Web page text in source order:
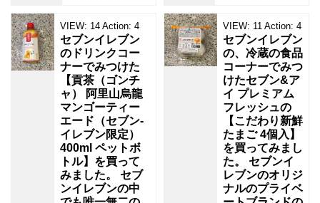
VIEW: 14 Action: 4
セブンイレブン
のドリンクコー
ナーでみつけた
【貢茶（ゴンチ
ャ） 阿里山烏龍
マンゴーティー
エード（セブン‐
イレブン限定）
400ml ペットボ
トル】を買って
みました。 セブ
ンイレブンの中
VIEW: 11 Action: 4
セブンイレブン
の、冷蔵の食品
コーナーでみつ
けたセブン&ア
イ プレミアム
フレッシュの
【こだわり新鮮
たまご 4個入】
を買ってみまし
た。 セブンイ
レブンのオリジ
ナルのプライベ